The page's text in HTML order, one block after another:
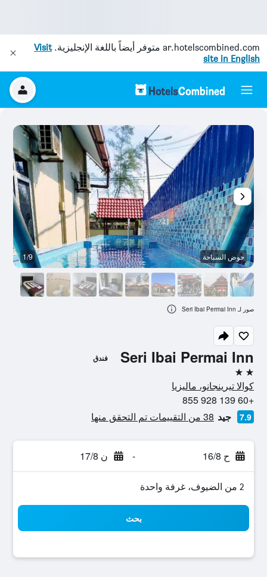
ar.hotelscombined.com متوفر أيضاً باللغة الإنجليزية.Visit
site in English
Seri Ibai Permai Inn فندق
2 نجمتين
كوالا تيرينجانو، ماليزيا
+60 139 928 855
7.9 جيد 38 من التقييمات تم التحقق منها
ح 16/8 - ن 17/8
2 من الضيوف، غرفة واحدة
بحث
حوض السباحة 1/9
صور لـ Seri Ibai Permai Inn